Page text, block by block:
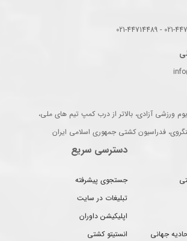
ورزشی آزادی، بالاتر از درب کمپ تیم های ملی،
فدراسیون کشتی جمهوری اسلامی ایران
جهانی
دسترسی سریع
جستجوی پیشرفته
تبلیغات در سایت
اپلیکیشن داوران
انستیتو کشتی